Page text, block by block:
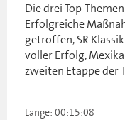
Die drei Top-
Erfolgreiche
getroffen, SR
voller Erfolg,
zweiten Etappe der
Länge: 00:15:08